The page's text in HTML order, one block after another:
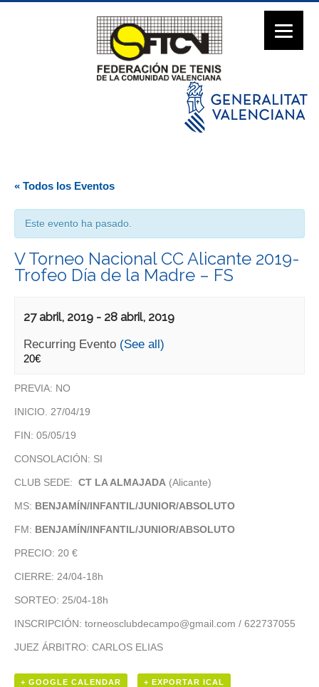
« Todos los Eventos
Este evento ha pasado.
V Torneo Nacional CC Alicante 2019-
Trofeo Día de la Madre – FS
27 abril, 2019 - 28 abril, 2019
Recurring Evento (See all)
20€
PREVIA: NO
INICIO. 27/04/19
FIN: 05/05/19
CONSOLACIÓN: SI
CLUB SEDE: CT LA ALMAJADA (Alicante)
MS: BENJAMÍN/INFANTIL/JUNIOR/ABSOLUTO
FM: BENJAMÍN/INFANTIL/JUNIOR/ABSOLUTO
PRECIO: 20 €
CIERRE: 24/04-18h
SORTEO: 25/04-18h
INSCRIPCIÓN: torneosclubdecampo@gmail.com / 622737055
JUEZ ÁRBITRO: CARLOS ELIAS
+ GOOGLE CALENDAR + EXPORTAR ICAL